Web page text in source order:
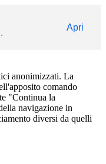
Apri
anonimizzati. La
comando
"Continua la
navigazione in
diversi da quelli